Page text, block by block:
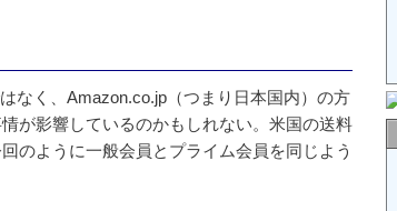
なく、Amazon.co.jp（つまり日本国内）の方
が影響しているのかもしれない。米国の送料
のように一般会員とプライム会員を同じよう